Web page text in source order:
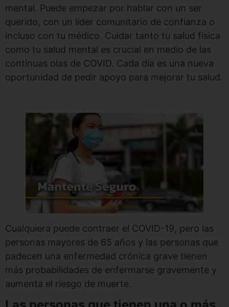
mental. Puede empezar por hablar con un ser
querido, con un líder comunitario de confianza o
incluso con tu médico. Cuidar tanto tu salud física
como tu salud mental es crucial en medio de las
continuas olas de COVID. Cada día es una nueva
oportunidad de pedir apoyo para mejorar tu salud.
Cualquiera puede contraer el COVID-19, pero las
personas mayores de 65 años y las personas que
padecen una enfermedad crónica grave tienen
más probabilidades de enfermarse gravemente y
aumenta el riesgo de muerte.